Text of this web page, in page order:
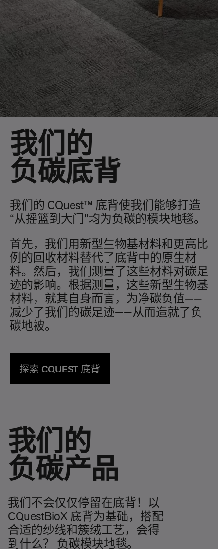
我们的
负碳底背
我们的 CQuest™ 底背使我们能够打造
“从摇篮到大门”均为负碳的模块地毯。
首先，我们用新型生物基材料和更高比
例的回收材料替代了底背中的原生材
料。然后，我们测量了这些材料对碳足
迹的影响。根据测量，这些新型生物基
材料，就其自身而言，为净碳负值——
减少了我们的碳足迹——从而造就了负
碳地被。
探索 CQUEST 底背
我们的
负碳产品
我们不会仅仅停留在底背！以
CQuestBioX 底背为基础，搭配
合适的纱线和簇绒工艺，会得
到什么？ 负碳模块地毯。